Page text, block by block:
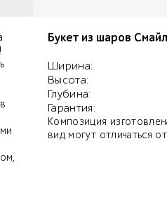
Букет из шаров
Ширина:
Высота:
Глубина:
Гарантия:
Композиция
вид могут отличаться